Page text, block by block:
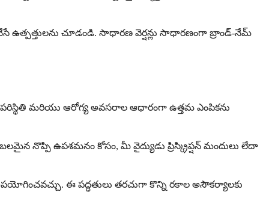
ఉత్పత్తులను చూడండి. సాధారణ వెర్షన్లు సాధారణంగా బ్రాండ్-నేమ్
మరియు ఆరోగ్య అవసరాల ఆధారంగా ఉత్తమ ఎంపికను
నొప్పి ఉపశమనం కోసం, మీ వైద్యుడు ప్రిస్క్రిప్షన్ మందులు లేదా
ఈ పద్ధతులు తరచుగా కొన్ని రకాల అసౌకర్యాలకు